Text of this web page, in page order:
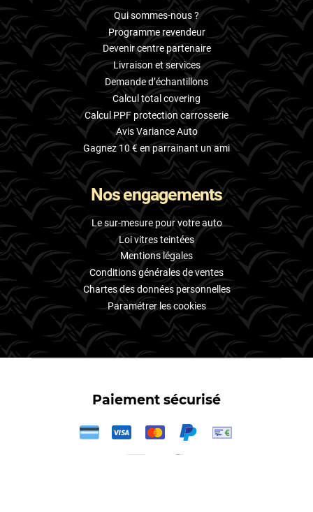
Qui sommes-nous ?
Programme revendeur
Devenir centre partenaire
Livraison et services
Demande d’échantillons
Calcul total covering
Calcul PPF protection carrosserie
Avis Variance Auto
Gagnez 10 € en parrainant un ami
Nos engagements
Le sur-mesure pour votre auto
Loi vitres teintées
Mentions légales
Conditions générales de ventes
Chartes des données personnelles
Paramétrer les cookies
Paiement sécurisé